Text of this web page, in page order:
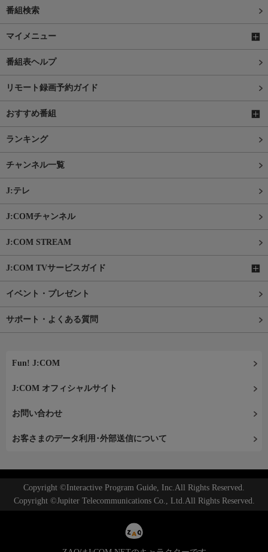
番組検索
マイメニュー
番組表ヘルプ
リモート録画予約ガイド
おすすめ番組
ランキング
チャンネル一覧
J:テレ
J:COMチャンネル
J:COM STREAM
J:COM TVサービスガイド
イベント・プレゼント
サポート・よくある質問
Fun! J:COM
J:COM オフィシャルサイト
お問い合わせ
お客さまのデータ利用･外部送信について
Copyright ©Interactive Program Guide, Inc.All Rights Reserved.
Copyright ©Jupiter Telecommunications Co., Ltd.All Rights Reserved.